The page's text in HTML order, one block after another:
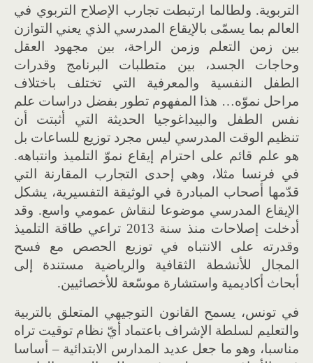
التربوية. ولطالما ارتبطت تجارب الإصلاح التربوي في
العالم بما يسمّى بالإيقاع المدرسي الذي يعني التوازن
بين زمن التعلم وزمن الراحة، بين مجهود العقل
وحاجات الجسد، بين متطلبات البرنامج وقدرات
الطفل النفسية والمعرفية التي تختلف باختلاف
مراحل نموّه… هذا المفهوم تطور بفضل دراسات علم
نفس الطفل والبيداغوجيا الحديثة التي أثبتت أن
تنظيم الوقت المدرسي ليس مجرد توزيع للساعات بل
هو علم قائم على احترام إيقاع نموّ التلميذ وانتباهه.
في فرنسا مثلا، وهي إحدى التجارب المقارنة التي
قدّمها أصحاب المبادرة في الوثيقة التفسيرية، يشكل
الإيقاع المدرسي موضوعا لنقاش عمومي واسع. وقد
أدخلت إصلاحات منذ سنة 2013 تراعي طاقة التلميذ
وقدرته على الانتباه في توزيع الحصص مع فسح
المجال للأنشطة الثقافية والرياضية مستندة إلى
أبحاث أكاديمية واستشارة موسّعة للأخصائيين.
في تونس، يسمح القانون التوجيهي المتعلق بالتربية
والتعليم لسلطة الإشراف باعتماد أيّ نظام توقيت تراه
مناسبا، وهو ما جعل عديد المدارس الابتدائية – أساسا